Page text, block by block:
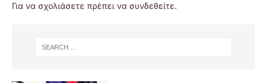
Για να σχολιάσετε πρέπει να συνδεθείτε.